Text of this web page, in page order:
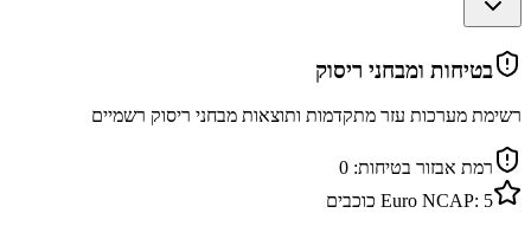
בטיחות ומבחני ריסוק
רשימת מערכות עזר מתקדמות ותוצאות מבחני ריסוק רשמיים
רמת אבזור בטיחות: 0
Euro NCAP: 5 כוכבים